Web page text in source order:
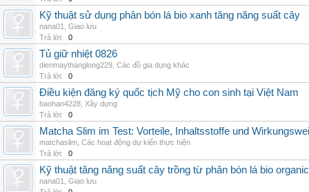
Kỹ thuật sử dụng phân bón lá bio xanh tăng năng suất cây
nana01
Giao lưu
Trả lời:
0
Tủ giữ nhiệt 0826
dienmaythanglong229 Các đồ gia dụng khác
Trả lời:
0
Điều kiện đăng ký quốc tịch Mỹ cho con sinh tại Việt Nam
baohan4228 Xây dựng
Trả lời:
0
Matcha Slim im Test: Vorteile, Inhaltsstoffe und
matchaslim Các hoạt động dự kiến thực hiện
Trả lời:
0
Kỹ thuật tăng năng suất cây trồng từ phân bón lá bio organic
nana01
Giao lưu